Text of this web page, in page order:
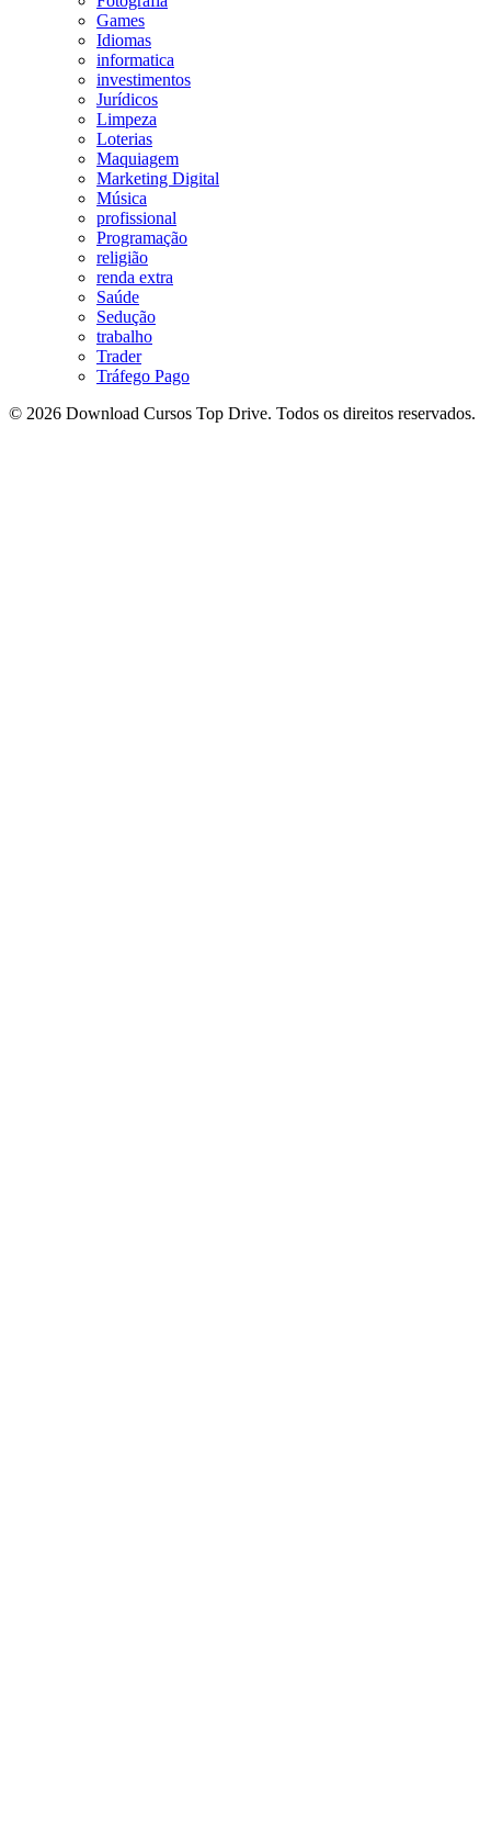
Games
Idiomas
informatica
investimentos
Jurídicos
Limpeza
Loterias
Maquiagem
Marketing Digital
Música
profissional
Programação
religião
renda extra
Saúde
Sedução
trabalho
Trader
Tráfego Pago
© 2026 Download Cursos Top Drive. Todos os direitos reservados.